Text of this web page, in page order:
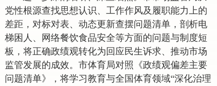
党性根源查找思想认识、工作作风及履职能力上的
差距，对标对表、动态更新查摆问题清单，剖析电
梯困人、网络餐饮食品安全等方面的问题与制度短
板，将正确政绩观转化为回应民生诉求、推动市场
监管发展的成效。市体育局对照《政绩观偏差主要
问题清单》，将学习教育与全国体育领域“深化治理